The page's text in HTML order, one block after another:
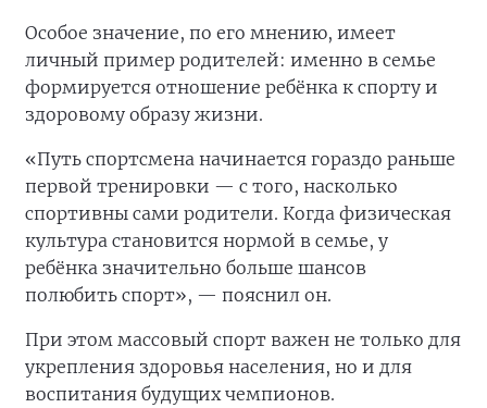
Особое значение, по его мнению, имеет
личный пример родителей: именно в семье
формируется отношение ребёнка к спорту и
здоровому образу жизни.
«Путь спортсмена начинается гораздо раньше
первой тренировки — с того, насколько
спортивны сами родители. Когда физическая
культура становится нормой в семье, у
ребёнка значительно больше шансов
полюбить спорт», — пояснил он.
При этом массовый спорт важен не только для
укрепления здоровья населения, но и для
воспитания будущих чемпионов.